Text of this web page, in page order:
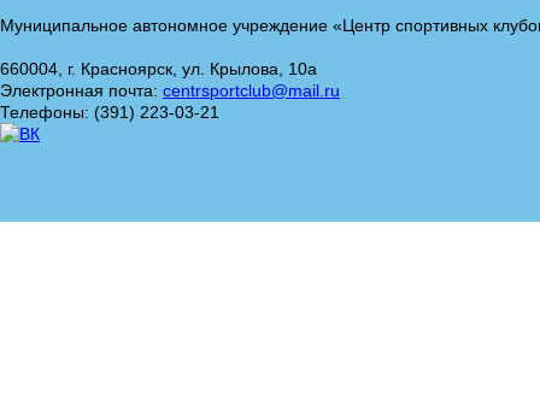
Муниципальное автономное учреждение «Центр спортивных
660004, г. Красноярск, ул. Крылова, 10а
Электронная почта: centrsportclub@mail.ru
Телефоны: (391) 223-03-21